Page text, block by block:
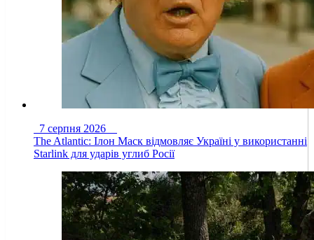
7 серпня 2026
The Atlantic: Ілон Маск відмовляє Україні у використанні
Starlink для ударів углиб Росії